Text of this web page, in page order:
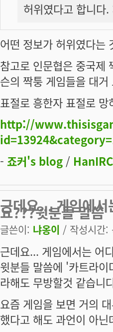
허위였다고 합니다.
어떤 정보가 허위였다는
참고로 인문협은 중국제
슨의 짝퉁 게임들을 대
표절로 흥한자 표절로
http://
- 죠커's blog /
근데요... 게임에
요???윗분들 말씀
글쓴이: 냐옹이 / 작성시간
근데요... 게임에서는 어
윗분들 말씀에 '카트라
라해도 무방할것 같습니
요즘 게임을 보면 거의
했다고 해도 과언이 아